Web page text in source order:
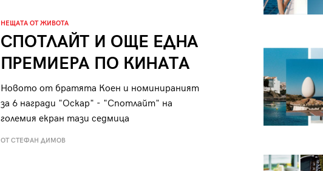
НЕЩАТА ОТ ЖИВОТА
СПОТЛАЙТ И ОЩЕ ЕДНА
ПРЕМИЕРА ПО КИНАТА
Новото от братята Коен и номинираният
за 6 награди "Оскар" - "Спотлайт" на
големия екран тази седмица
ОТ СТЕФАН ДИМОВ